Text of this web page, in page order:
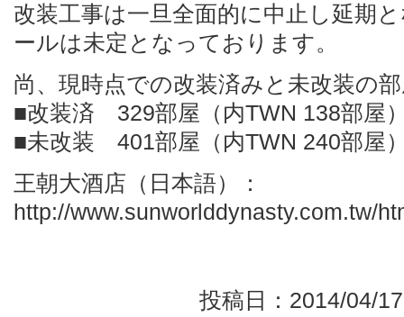
改装工事は一旦全面的に中止し延期
ールは未定となっております。
尚、現時点での改装済みと未改装の
■改装済 329部屋（内TWN 138部屋
■未改装 401部屋（内TWN 240部屋
王朝大酒店（日本語）：
http://www.sunworlddynasty.com.tw/
投稿日：2014/